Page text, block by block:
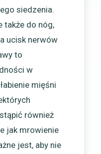
siedzenia.
także do nóg,
ucisk nerwów
to
w
mięśni
również
jak mrowienie
jest, aby nie